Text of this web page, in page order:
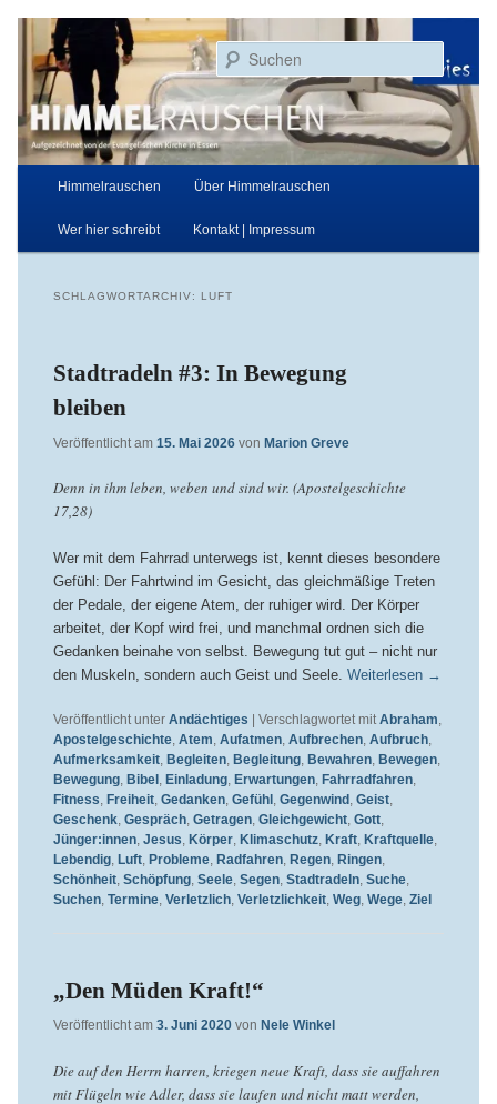
primären
Inhalt
springen
sekundären
Inhalt
springen
Himmelrauschen
Aufgezeichnet von der Evangelischen Kirche in Essen
Hauptmenü
Himmelrauschen Über Himmelrauschen
Wer hier schreibt Kontakt | Impressum
SCHLAGWORTARCHIV: LUFT
Stadtradeln #3: In Bewegung
bleiben
Veröffentlicht am 15. Mai 2026 von Marion Greve
Denn in ihm leben, weben und sind wir. (Apostelgeschichte
17,28)
Wer mit dem Fahrrad unterwegs ist, kennt dieses besondere
Gefühl: Der Fahrtwind im Gesicht, das gleichmäßige Treten
der Pedale, der eigene Atem, der ruhiger wird. Der Körper
arbeitet, der Kopf wird frei, und manchmal ordnen sich die
Gedanken beinahe von selbst. Bewegung tut gut – nicht nur
den Muskeln, sondern auch Geist und Seele. Weiterlesen →
Veröffentlicht unter Andächtiges Verschlagwortet mit Abraham,
Apostelgeschichte, Atem, Aufatmen, Aufbrechen, Aufbruch,
Aufmerksamkeit, Begleiten, Begleitung, Bewahren, Bewegen,
Bewegung, Bibel , Einladung, Erwartungen, Fahrradfahren,
Fitness, Freiheit, Gedanken, Gefühl , Gegenwind , Geist,
Geschenk, Gespräch, Getragen, Gleichgewicht, Gott,
Jünger:innen, Jesus, Körper, Klimaschutz, Kraft, Kraftquelle,
Lebendig, Luft, Probleme, Radfahren, Regen, Ringen,
Schönheit, Schöpfung, Seele, Segen, Stadtradeln, Suche,
Suchen, Termine, Verletzlich, Verletzlichkeit, Weg, Wege, Ziel
„Den Müden Kraft!“
Veröffentlicht am 3. Juni 2020 von Nele Winkel
Die auf den Herrn harren, kriegen neue Kraft, dass sie auffahren
mit Flügeln wie Adler, dass sie laufen und nicht matt werden,